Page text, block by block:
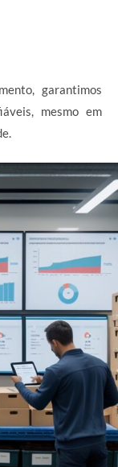
garantimos
mesmo em